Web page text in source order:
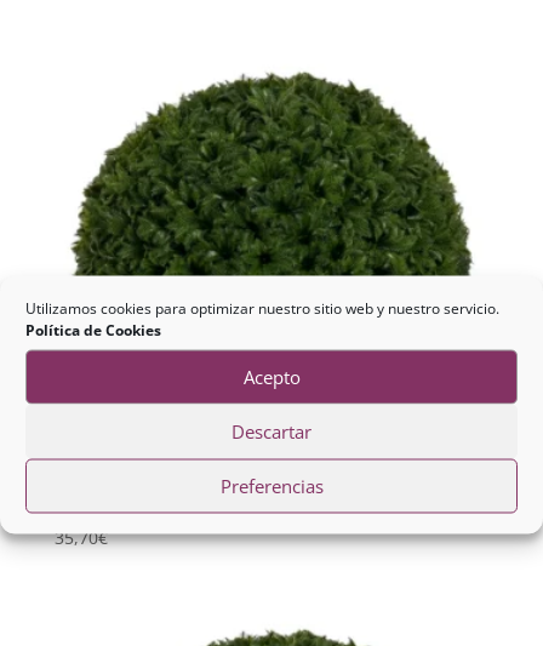
Utilizamos cookies para optimizar nuestro sitio web y nuestro servicio.
Política de Cookies
Acepto
Descartar
Preferencias
35,70€